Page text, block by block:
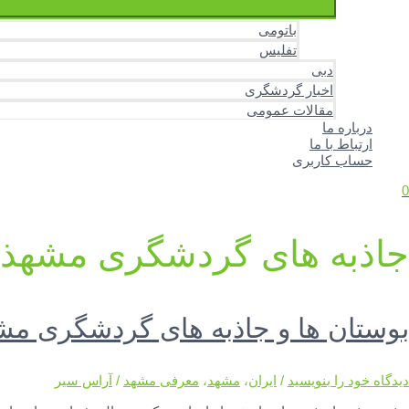
باتومی
تفلیس
دبی
اخبار گردشگری
مقالات عمومی
درباره ما
ارتباط با ما
حساب کاربری
0
جاذبه های گردشگری مشهذ
بوستان ها و جاذبه های گردشگری
دیدگاه‌ خود را بنویسید / ایران، مشهد، معرفی مشهد / آراس سیر